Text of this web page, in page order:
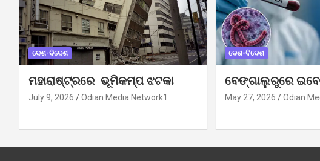
ଦେଶ-ବିଦେଶ
ମହାରାଷ୍ଟ୍ରରେ ଭୂମିକମ୍ପ ଝଟକା
July 9, 2026 Odian Media Network1
ଦେଶ-ବିଦେଶ
ବେଙ୍ଗାଲୁରୁରେ
May 27, 2026 Odian